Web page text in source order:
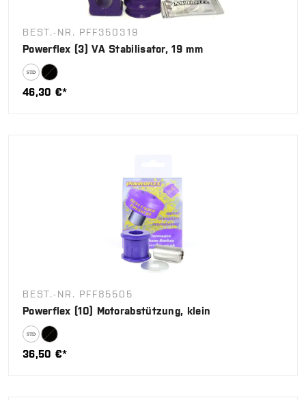
BEST.-NR. PFF350319
Powerflex (3) VA Stabilisator, 19 mm
46,30 €*
BEST.-NR. PFF85505
Powerflex (10) Motorabstützung, klein
36,50 €*